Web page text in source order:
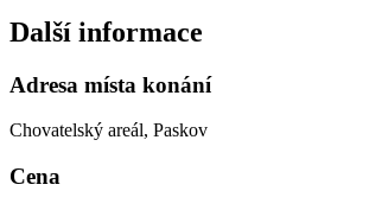
Další informace
Adresa místa konání
Chovatelský areál, Paskov
Cena